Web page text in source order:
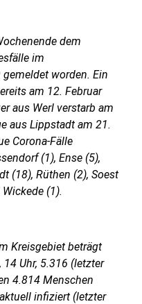
dem
im
worden. Ein
am 12. Februar
aus Werl verstarb am
aus Lippstadt am 21.
Corona-Fälle
(1), Ense (5),
(18), Rüthen (2), Soest
(1).
Kreisgebiet beträgt
Uhr, 5.316 (letzter
4.814 Menschen
infiziert (letzter